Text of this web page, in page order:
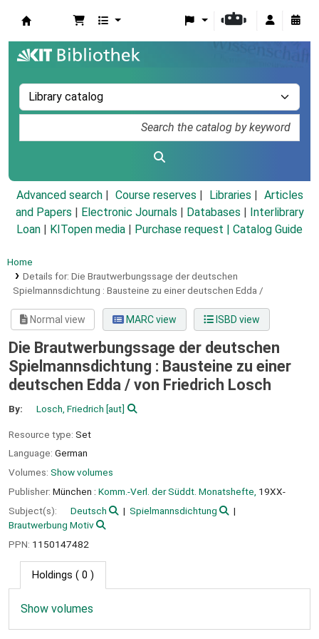
Advanced search Course reserves Libraries
Articles
and Papers
Electronic Journals Databases
Interlibrary
Loan
KITopen media Purchase request | Catalog Guide
Home
Details for: Die Brautwerbungssage der deutschen
Spielmannsdichtung : Bausteine zu einer deutschen Edda /
Normal view MARC view ISBD view
Die Brautwerbungssage der deutschen
Spielmannsdichtung : Bausteine zu einer
deutschen Edda / von Friedrich Losch
By: Losch, Friedrich [aut]
Resource type: Set
Language: German
Volumes: Show volumes
Publisher: München : Komm.-Verl. der Süddt. Monatshefte, 19XX-
Subject(s):
Deutsch
Spielmannsdichtung
Brautwerbung Motiv
PPN: 1150147482
Holdings ( 0 )
Show volumes